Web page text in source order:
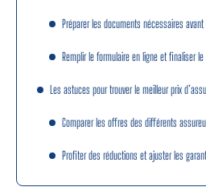
Préparer les documents nécessaires
Remplir le formulaire en ligne et finaliser
Les astuces pour trouver le meilleur prix
Comparer les offres des différents
Profiter des réductions et ajuster les